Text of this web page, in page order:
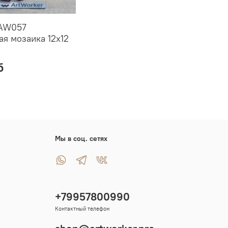
мозаика 12х12
Мы в соц. сетях
+79957800990
Контактный телефон